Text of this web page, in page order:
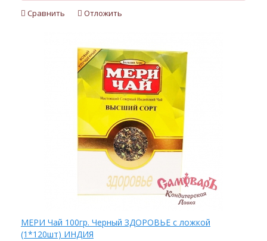
Сравнить Отложить
МЕРИ Чай 100гр. Черный ЗДОРОВЬЕ с ложкой
(1*120шт) ИНДИЯ